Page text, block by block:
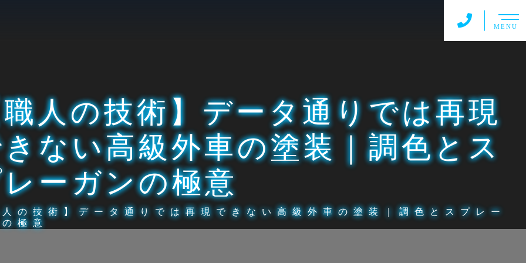
MENU
人の技術】データ通りでは再現
ない高級外車の塗装｜調色とス
ーガンの極意
の技術】データ通りでは再現できない高級外車の塗装｜調色とスプレー
極意